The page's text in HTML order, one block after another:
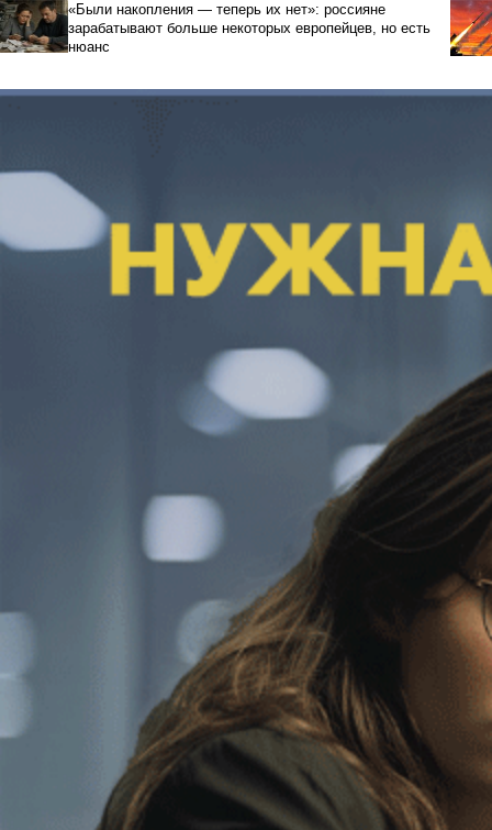
«Были накопления — теперь их нет»: россияне
зарабатывают больше некоторых европейцев, но есть
нюанс